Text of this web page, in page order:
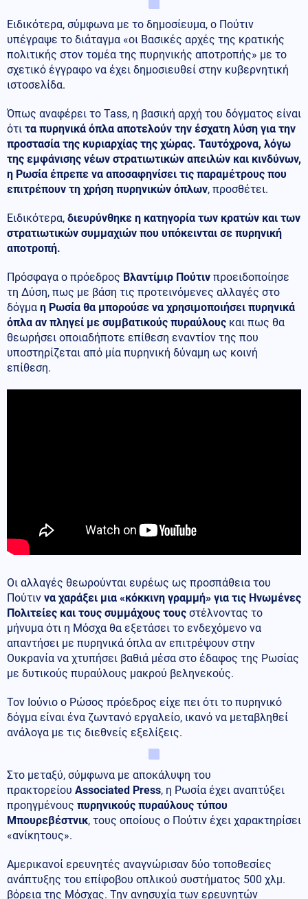
Ειδικότερα, σύμφωνα με το δημοσίευμα, ο Πούτιν
υπέγραψε το διάταγμα «οι Βασικές αρχές της κρατικής
πολιτικής στον τομέα της πυρηνικής αποτροπής» με το
σχετικό έγγραφο να έχει δημοσιευθεί στην κυβερνητική
ιστοσελίδα.
Όπως αναφέρει το Tass, η βασική αρχή του δόγματος είναι
ότι τα πυρηνικά όπλα αποτελούν την έσχατη λύση για την
προστασία της κυριαρχίας της χώρας. Ταυτόχρονα, λόγω
της εμφάνισης νέων στρατιωτικών απειλών και κινδύνων,
η Ρωσία έπρεπε να αποσαφηνίσει τις παραμέτρους που
επιτρέπουν τη χρήση πυρηνικών όπλων, προσθέτει.
Ειδικότερα, διευρύνθηκε η κατηγορία των κρατών και των
στρατιωτικών συμμαχιών που υπόκεινται σε πυρηνική
αποτροπή.
Πρόσφαγα ο πρόεδρος Βλαντίμιρ Πούτιν προειδοποίησε
τη Δύση, πως με βάση τις προτεινόμενες αλλαγές στο
δόγμα η Ρωσία θα μπορούσε να χρησιμοποιήσει πυρηνικά
όπλα αν πληγεί με συμβατικούς πυραύλους και πως θα
θεωρήσει οποιαδήποτε επίθεση εναντίον της που
υποστηρίζεται από μία πυρηνική δύναμη ως κοινή
επίθεση.
Οι αλλαγές θεωρούνται ευρέως ως προσπάθεια του
Πούτιν να χαράξει μια «κόκκινη γραμμή» για τις Ηνωμένες
Πολιτείες και τους συμμάχους τους στέλνοντας το
μήνυμα ότι η Μόσχα θα εξετάσει το ενδεχόμενο να
απαντήσει με πυρηνικά όπλα αν επιτρέψουν στην
Ουκρανία να χτυπήσει βαθιά μέσα στο έδαφος της Ρωσίας
με δυτικούς πυραύλους μακρού βεληνεκούς.
Τον Ιούνιο ο Ρώσος πρόεδρος είχε πει ότι το πυρηνικό
δόγμα είναι ένα ζωντανό εργαλείο, ικανό να μεταβληθεί
ανάλογα με τις διεθνείς εξελίξεις.
Στο μεταξύ, σύμφωνα με αποκάλυψη του
πρακτορείου Associated Press, η Ρωσία έχει αναπτύξει
προηγμένους πυρηνικούς πυραύλους τύπου
Μπουρεβέστνικ, τους οποίους ο Πούτιν έχει χαρακτηρίσει
«ανίκητους».
Αμερικανοί ερευνητές αναγνώρισαν δύο τοποθεσίες
ανάπτυξης του επίφοβου οπλικού συστήματος 500 χλμ.
βόρεια της Μόσχας. Την ανησυχία των ερευνητών